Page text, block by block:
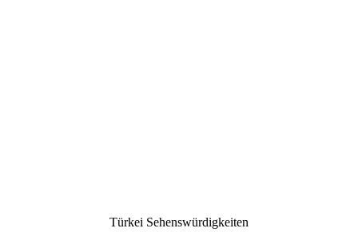
Türkei Sehenswürdigkeiten